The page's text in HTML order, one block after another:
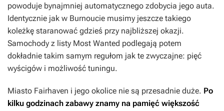
powoduje bynajmniej automatycznego zdobycia jego auta.
Identycznie jak w Burnoucie musimy jeszcze takiego
koleżkę staranować gdzieś przy najbliższej okazji.
Samochody z listy Most Wanted podlegają potem
dokładnie takim samym regułom jak te zwyczajne: pięć
wyścigów i możliwość tuningu.
Miasto Fairhaven i jego okolice nie są przesadnie duże. Po
kilku godzinach zabawy znamy na pamięć większość